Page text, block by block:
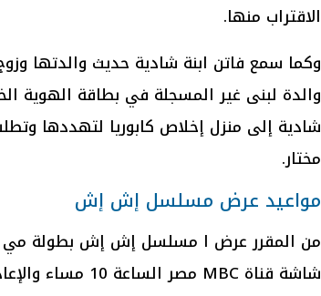
الاقتراب منها.
وكما سمع فاتن ابنة شادية حديث والدتها
والدة لبنى غير المسجلة في بطاقة الهوية
شادية إلى منزل إخلاص كابوريا لتهددها
مختار.
مواعيد عرض مسلسل إش إش
شاشة قناة MBC مصر الساعة 10 مساء والإعادة 3 مساء.